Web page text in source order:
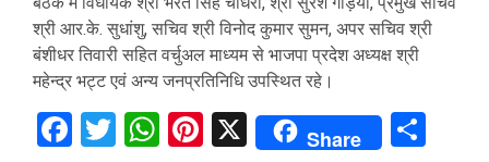
श्री आर.के. सुधांशु, सचिव श्री विनोद कुमार सुमन, अपर सचिव श्री
बंशीधर तिवारी सहित वर्चुअल माध्यम से भाजपा प्रदेश अध्यक्ष श्री
महेन्द्र भट्ट एवं अन्य जनप्रतिनिधि उपस्थित रहे।
Facebook
Twitter
WhatsApp
Pinterest
X Share